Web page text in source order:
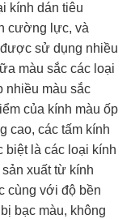
kính dán tiêu
cường lực, và
sử dụng nhiều
màu sắc các loại
nhiều màu sắc
của kính màu ốp
cao, các tấm kính
biệt là các loại kính
xuất từ kính
cùng với độ bền
bạc màu, không